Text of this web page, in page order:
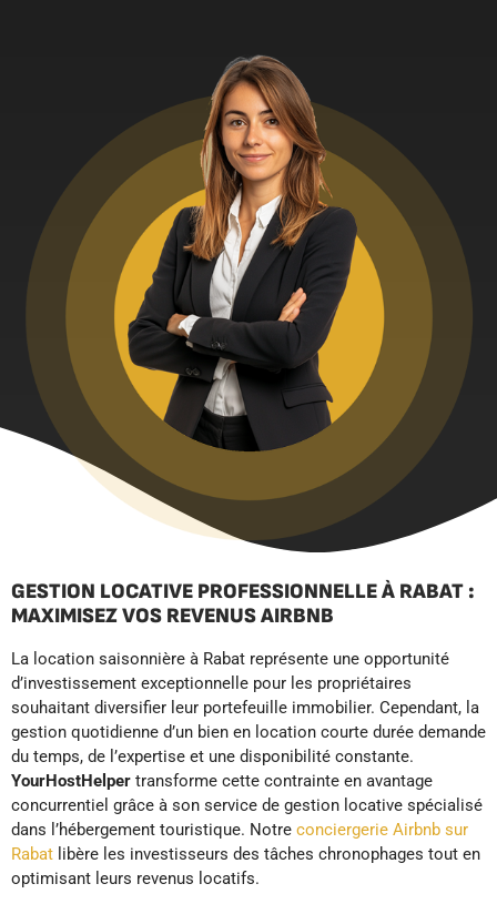
GESTION LOCATIVE PROFESSIONNELLE À RABAT :
MAXIMISEZ VOS REVENUS AIRBNB
La location saisonnière à Rabat représente une opportunité
d’investissement exceptionnelle pour les propriétaires
souhaitant diversifier leur portefeuille immobilier. Cependant, la
gestion quotidienne d’un bien en location courte durée demande
du temps, de l’expertise et une disponibilité constante.
YourHostHelper transforme cette contrainte en avantage
concurrentiel grâce à son service de gestion locative spécialisé
dans l’hébergement touristique. Notre conciergerie Airbnb sur
Rabat libère les investisseurs des tâches chronophages tout en
optimisant leurs revenus locatifs.